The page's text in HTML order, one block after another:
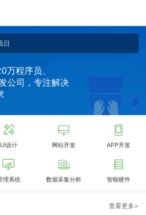
万程序员、
公司，专注解决
UI设计 网站开发 APP开发
理系统 数据采集分析 智能硬件
查看更多>